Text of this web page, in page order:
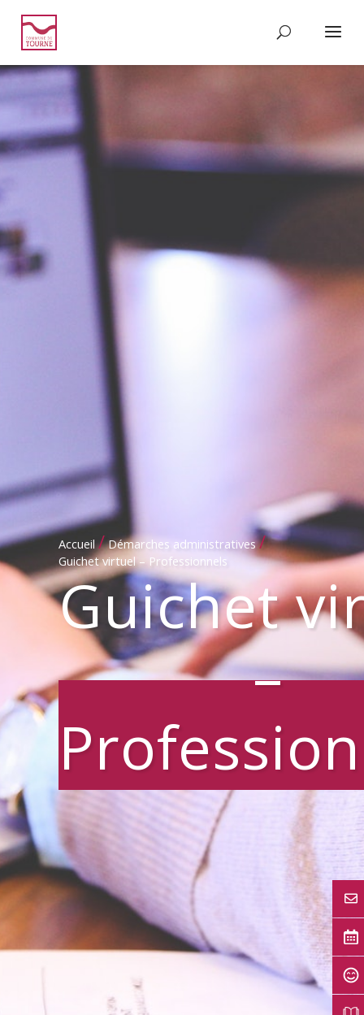
Accueil / Démarches administratives /
Guichet virtuel – Professionnels
Guichet
–